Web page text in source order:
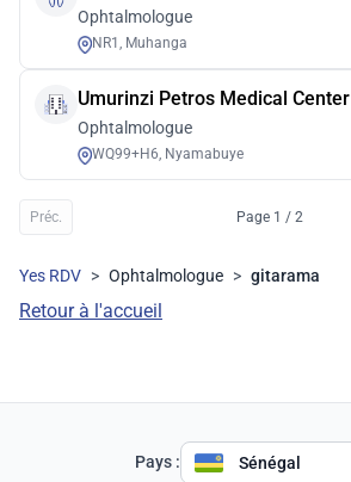
Ophtalmologue
NR1, Muhanga
Umurinzi Petros Medical Center
Ophtalmologue
WQ99+H6, Nyamabuye
Préc. Page 1 / 2
Yes RDV > Ophtalmologue > gitarama
Retour à l'accueil
Pays :